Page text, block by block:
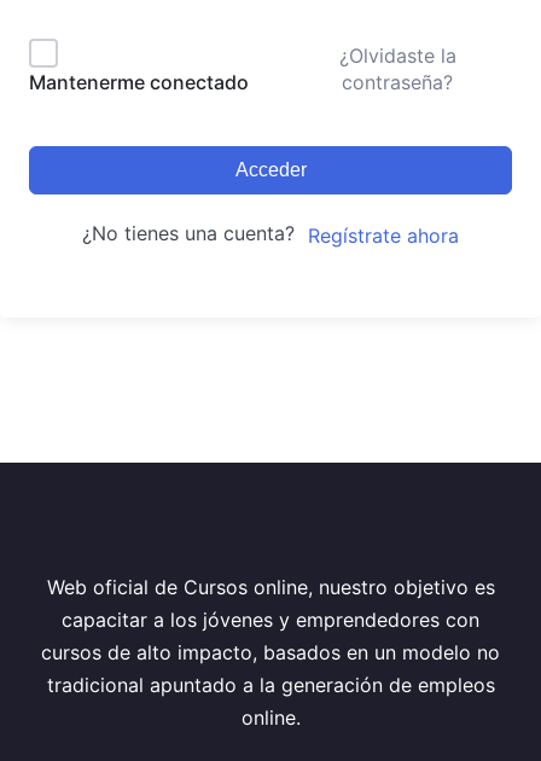
Mantenerme conectado
¿Olvidaste la
contraseña?
Acceder
¿No tienes una cuenta? Regístrate ahora
Web oficial de Cursos online, nuestro objetivo es
capacitar a los jóvenes y emprendedores con
cursos de alto impacto, basados en un modelo no
tradicional apuntado a la generación de empleos
online.